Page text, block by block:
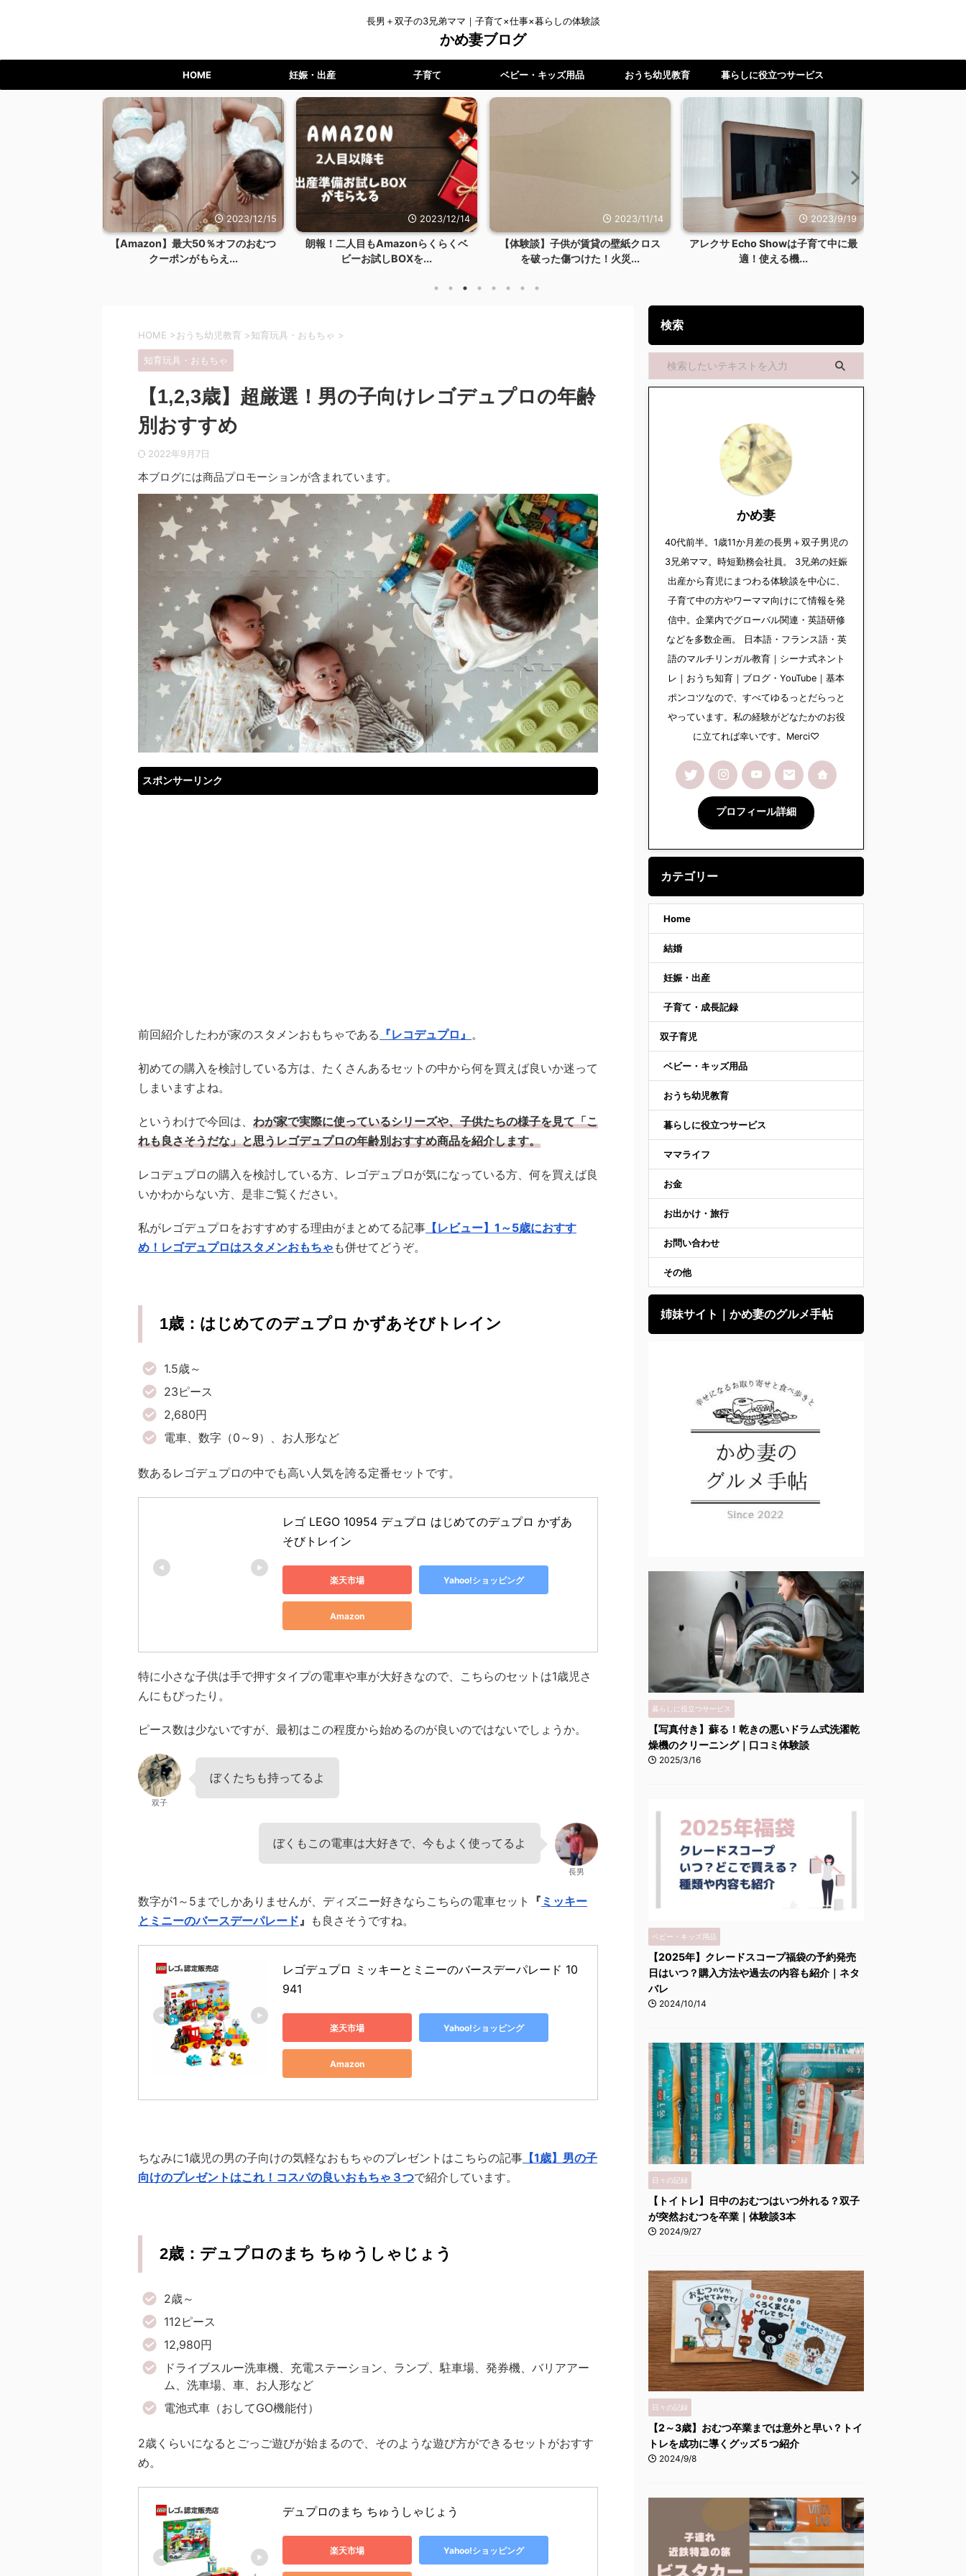
長男＋双子の3兄弟ママ｜子育て×仕事×暮らしの体験談
かめ妻ブログ
HOME 妊娠・出産 子育て ベビー・キッズ用品 おうち幼児教育 暮らしに役立つサービス
2023/12/15
【Amazon】最大50％オフのおむつ
クーポンがもらえ...
2023/12/14
朗報！二人目もAmazonらくらくベ
ビーお試しBOXを...
2023/11/14
【体験談】子供が賃貸の壁紙クロス
を破った傷つけた！火災...
2023/9/19
アレクサ Echo Showは子育て中に最
適！使える機...
HOME > おうち幼児教育 >知育玩具・おもちゃ >
知育玩具・おもちゃ
【1,2,3歳】超厳選！男の子向けレゴデュプロの年齢
別おすすめ
2022年9月7日
本ブログには商品プロモーションが含まれています。
スポンサーリンク
前回紹介したわが家のスタメンおもちゃである 『レコデュプロ』 。
初めての購入を検討している方は、たくさんあるセットの中から何を買えば良いか迷って
しまいますよね。
というわけで今回は、 わが家で実際に使っているシリーズや、子供たちの様子を見て「こ
れも良さそうだな」と思うレゴデュプロの年齢別おすすめ商品を紹介します。
レコデュプロの購入を検討している方、レゴデュプロが気になっている方、何を買えば良
いかわからない方、是非ご覧ください。
私がレゴデュプロをおすすめする理由がまとめてる記事 【レビュー】1～5歳におすす
め！レゴデュプロはスタメンおもちゃ も併せてどうぞ。
1歳：はじめてのデュプロ かずあそびトレイン
1.5歳～
23ピース
2,680円
電車、数字（0～9）、お人形など
数あるレゴデュプロの中でも高い人気を誇る定番セットです。
レゴ LEGO 10954 デュプロ はじめてのデュプロ かずあ
そびトレイン
楽天市場 Yahoo!ショッピング
Amazon
特に小さな子供は手で押すタイプの電車や車が大好きなので、こちらのセットは1歳児さ
んにもぴったり。
ピース数は少ないですが、最初はこの程度から始めるのが良いのではないでしょうか。
双子
ぼくたちも持ってるよ
ぼくもこの電車は大好きで、今もよく使ってるよ
長男
数字が1～5までしかありませんが、ディズニー好きならこちらの電車セット 『 ミッキー
とミニーのバースデーパレード』 も良さそうですね。
レゴデュプロ ミッキーとミニーのバースデーパレード 10
941
楽天市場 Yahoo!ショッピング
Amazon
ちなみに1歳児の男の子向けの気軽なおもちゃのプレゼントはこちらの記事 【1歳】男の子
向けのプレゼントはこれ！コスパの良いおもちゃ３つで紹介しています。
2歳：デュプロのまち ちゅうしゃじょう
2歳～
112ピース
12,980円
ドライブスルー洗車機、充電ステーション、ランプ、駐車場、発券機、バリアアー
ム、洗車場、車、お人形など
電池式車（おしてGO機能付）
2歳くらいになるとごっご遊びが始まるので、そのような遊び方ができるセットがおすす
め。
デュプロのまち ちゅうしゃじょう
楽天市場 Yahoo!ショッピング
検索
かめ妻
40代前半。1歳11か月差の長男＋双子男児の
3兄弟ママ。時短勤務会社員。 3兄弟の妊娠
出産から育児にまつわる体験談を中心に、
子育て中の方やワーママ向けにて情報を発
信中。企業内でグローバル関連・英語研修
などを多数企画。 日本語・フランス語・英
語のマルチリンガル教育｜シーナ式ネント
レ｜おうち知育｜ブログ・YouTube｜基本
ポンコツなので、すべてゆるっとだらっと
やっています。私の経験がどなたかのお役
に立てれば幸いです。Merci♡
プロフィール詳細
カテゴリー
Home
結婚
妊娠・出産
子育て・成長記録
双子育児
ベビー・キッズ用品
おうち幼児教育
暮らしに役立つサービス
ママライフ
お金
お出かけ・旅行
お問い合わせ
その他
姉妹サイト｜かめ妻のグルメ手帖
暮らしに役立つサービス
【写真付き】蘇る！乾きの悪いドラム式洗濯乾
燥機のクリーニング｜口コミ体験談
2025/3/16
ベビー・キッズ用品
【2025年】クレードスコープ福袋の予約発売
日はいつ？購入方法や過去の内容も紹介｜ネタ
バレ
2024/10/14
日々の記録
【トイトレ】日中のおむつはいつ外れる？双子
が突然おむつを卒業｜体験談3本
2024/9/27
日々の記録
【2～3歳】おむつ卒業までは意外と早い？トイ
トレを成功に導くグッズ５つ紹介
2024/9/8